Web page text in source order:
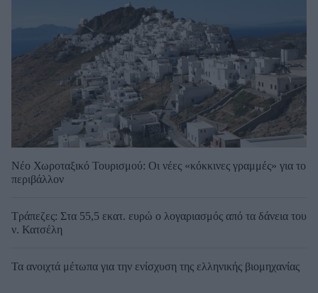
Νέο Χωροταξικό Τουρισμού: Οι νέες «κόκκινες γραμμές» για το
περιβάλλον
Τράπεζες: Στα 55,5 εκατ. ευρώ ο λογαριασμός από τα δάνεια του
ν. Κατσέλη
Τα ανοιχτά μέτωπα για την ενίσχυση της ελληνικής βιομηχανίας